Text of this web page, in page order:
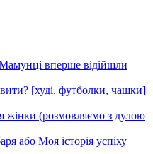
вперше відійшли
[худі, футболки, чашки]
жінки (розмовляємо з дулою
або Моя історія успіху